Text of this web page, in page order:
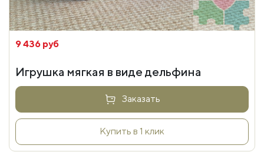
9 436 руб
Игрушка мягкая в виде дельфина
Заказать
Купить в 1 клик